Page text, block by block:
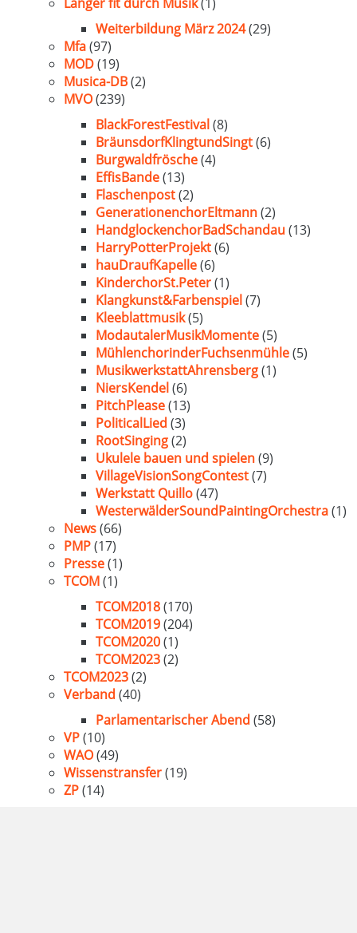
Weiterbildung März 2024(29)
Mfa(97)
MOD(19)
Musica-DB(2)
MVO(239)
BlackForestFestival(8)
BräunsdorfKlingtundSingt(6)
Burgwaldfrösche(4)
EffisBande(13)
Flaschenpost(2)
GenerationenchorEltmann(2)
HandglockenchorBadSchandau(13)
HarryPotterProjekt(6)
hauDraufKapelle(6)
KinderchorSt.Peter(1)
Klangkunst&Farbenspiel(7)
Kleeblattmusik(5)
ModautalerMusikMomente(5)
MühlenchorinderFuchsenmühle(5)
MusikwerkstattAhrensberg(1)
NiersKendel(6)
PitchPlease(13)
PoliticalLied (3)
RootSinging(2)
Ukulele bauen und spielen(9)
VillageVisionSongContest(7)
Werkstatt Quillo(47)
WesterwälderSoundPaintingOrchestra(1)
News(66)
PMP(17)
Presse(1)
TCOM(1)
TCOM2018(170)
TCOM2019(204)
TCOM2020(1)
TCOM2023(2)
TCOM2023(2)
Verband (40)
Parlamentarischer Abend (58)
VP(10)
WAO(49)
Wissenstransfer(19)
ZP(14)